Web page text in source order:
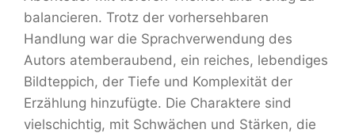
balancieren. Trotz der vorhersehbaren
Handlung war die Sprachverwendung des
Autors atemberaubend, ein reiches, lebendiges
Bildteppich, der Tiefe und Komplexität der
Erzählung hinzufügte. Die Charaktere sind
vielschichtig, mit Schwächen und Stärken, die